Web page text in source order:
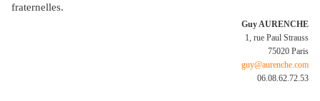
fraternelles.
Guy AURENCHE
1, rue Paul Strauss
75020 Paris
guy@aurenche.com
06.08.62.72.53